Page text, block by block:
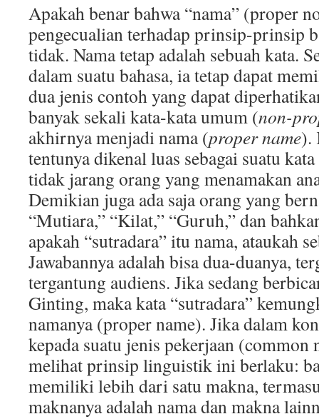
Apakah benar bahwa “nama” (proper
pengecualian terhadap prinsip-prinsip
tidak. Nama tetap adalah sebuah kata.
dalam suatu bahasa, ia tetap dapat
dua jenis contoh yang dapat
banyak sekali kata-kata umum (non-
akhirnya menjadi nama (proper name).
tentunya dikenal luas sebagai suatu
tidak jarang orang yang menamakan
Demikian juga ada saja orang yang
“Mutiara,” “Kilat,” “Guruh,” dan
apakah “sutradara” itu nama, ataukah
Jawabannya adalah bisa dua-duanya,
tergantung audiens. Jika sedang
Ginting, maka kata “sutradara”
namanya (proper name). Jika dalam
kepada suatu jenis pekerjaan
melihat prinsip linguistik ini berlaku:
memiliki lebih dari satu makna,
maknanya adalah nama dan makna